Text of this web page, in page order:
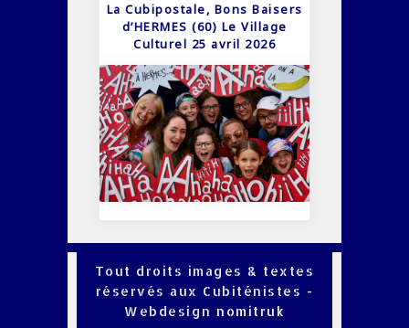
La Cubipostale, Bons Baisers
d’HERMES (60) Le Village
Culturel 25 avril 2026
Tout droits images & textes
réservés aux Cubiténistes -
Webdesign nomitruk